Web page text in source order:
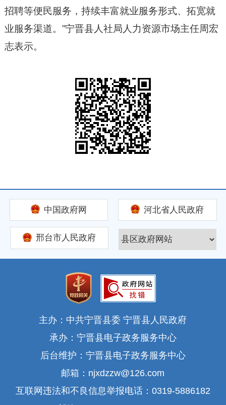
招聘等便民服务，持续丰富就业服务形式、拓宽就
业服务渠道。”宁晋县人社局人力资源市场主任周宏
志表示。
中国政府网 河北省人民政府
邢台市人民政府
主办：中共宁晋县委 宁晋县人民政府
承办：宁晋县电子政务服务中心
后台维护：宁晋县电子政务服务中心
邮箱：njxdzzw@126.com
互联网违法和不良信息举报电话：0319-5886182